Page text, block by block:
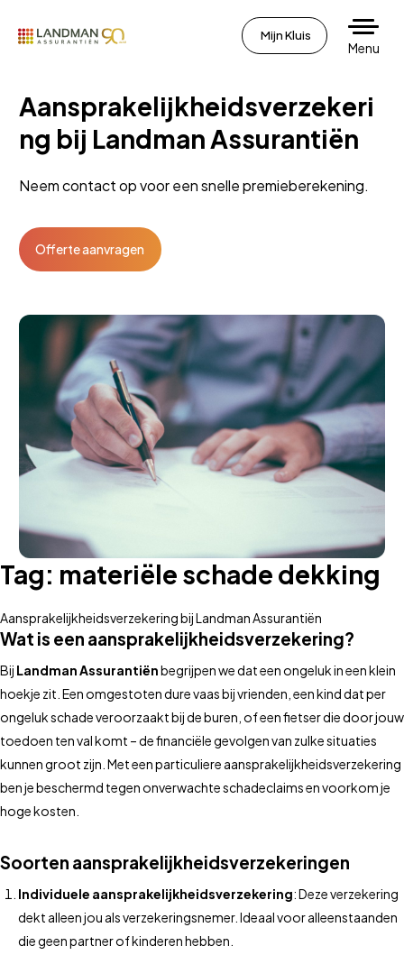
Mijn Kluis
Menu
Aansprakelijkheidsverzekeri
ng bij Landman Assurantiën
Neem contact op voor een snelle premieberekening.
Offerte aanvragen
Tag: materiële schade dekking
Aansprakelijkheidsverzekering bij Landman Assurantiën
Wat is een aansprakelijkheidsverzekering?
Bij Landman Assurantiënbegrijpen we dat een ongeluk in een klein
hoekje zit. Een omgestoten dure vaas bij vrienden, een kind dat per
ongeluk schade veroorzaakt bij de buren, of een fietser die door jouw
toedoen ten val komt – de financiële gevolgen van zulke situaties
kunnen groot zijn. Met een particuliere aansprakelijkheidsverzekering
ben je beschermd tegen onverwachte schadeclaims en voorkom je
hoge kosten.
Soorten aansprakelijkheidsverzekeringen
Individuele aansprakelijkheidsverzekering: Deze verzekering
dekt alleen jou als verzekeringsnemer. Ideaal voor alleenstaanden
die geen partner of kinderen hebben.